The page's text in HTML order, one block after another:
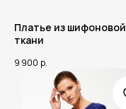
Платье из шифоновой
ткани
9 900 р.